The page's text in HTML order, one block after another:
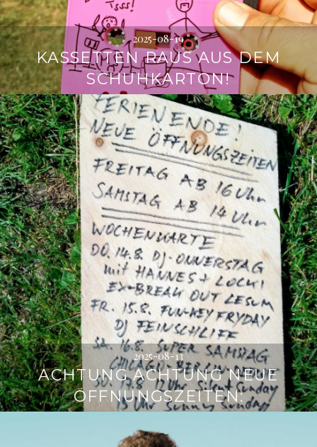
2025-08-19
KASSETTEN RAUS AUS DEM
SCHUHKARTON!
2025-08-13
ACHTUNG ACHTUNG NEUE
ÖFFNUNGSZEITEN: